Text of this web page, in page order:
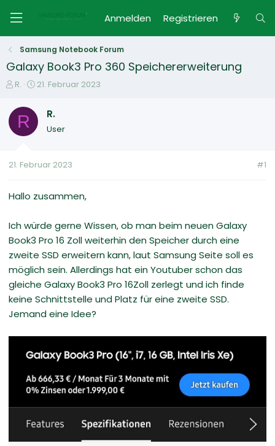
Anmelden Registrieren
Samsung Notebook Forum
Galaxy Book3 Pro 360 Speichererweiterung
E
s
e
e
R.
E
t
t
m
21. Februar 2023
R R.
User
21. Februar 2023 #1
Hallo zusammen,
Ich würde gerne Wissen, ob man beim neuen Galaxy
Book3 Pro 16 Zoll weiterhin den Speicher durch eine
zweite SSD erweitern kann, laut Samsung Seite soll es
möglich sein. Allerdings hat ein Youtuber schon das
gleiche Galaxy Book3 Pro 16Zoll zerlegt und ich finde
keine Schnittstelle und Platz für eine zweite SSD.
Jemand eine Idee?